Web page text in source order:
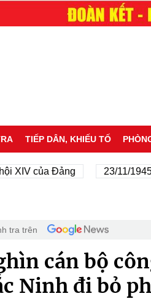
TIẾP DÂN, KHIẾU TỐ
Đảng 23/11/1945 - 23/
tra trên
cán bộ
Ninh đi bỏ